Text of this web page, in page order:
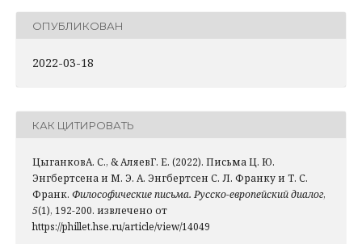
ОПУБЛИКОВАН
2022-03-18
КАК ЦИТИРОВАТЬ
ЦыганковА. С., & АляевГ. Е. (2022). Письма Ц. Ю.
Энгбертсена и М. Э. А. Энгбертсен С. Л. Франку и Т. С.
Франк. Философические письма. Русско-европейский диалог,
5(1), 192-200. извлечено от
https://phillet.hse.ru/article/view/14049